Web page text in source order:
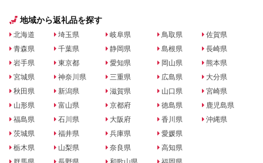
地域から返礼品を探す
北海道
青森県
岩手県
宮城県
秋田県
山形県
福島県
茨城県
栃木県
埼玉県
千葉県
東京都
神奈川県
新潟県
富山県
石川県
福井県
山梨県
岐阜県
静岡県
愛知県
三重県
滋賀県
京都府
大阪府
兵庫県
奈良県
鳥取県
島根県
岡山県
広島県
山口県
徳島県
香川県
愛媛県
高知県
佐賀県
長崎県
熊本県
大分県
宮崎県
鹿児島県
沖縄県